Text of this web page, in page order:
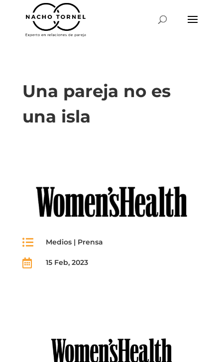
Una pareja no es
una isla
 Medios| Prensa
 15 Feb, 2023